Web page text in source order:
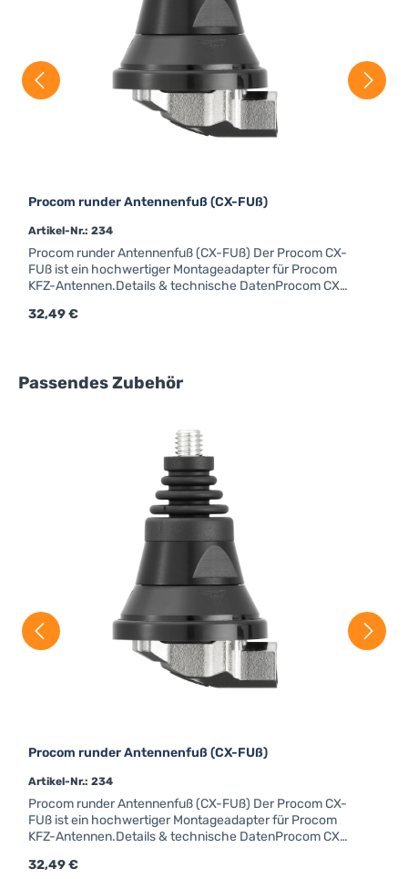
Procom runder Antennenfuß (CX-FUß)
Artikel-Nr.: 234
Procom runder Antennenfuß (CX-FUß) Der Procom CX-
FUß ist ein hochwertiger Montageadapter für Procom
KFZ-Antennen.Details & technische DatenProcom CX-
mit Kennzeichen "X"
Regulärer Preis:
32,49 €
Produktgalerie überspringen
Passendes Zubehör
Procom runder Antennenfuß (CX-FUß)
Artikel-Nr.: 234
Procom runder Antennenfuß (CX-FUß) Der Procom CX-
FUß ist ein hochwertiger Montageadapter für Procom
KFZ-Antennen.Details & technische DatenProcom CX-
mit Kennzeichen "X"
Regulärer Preis:
32,49 €